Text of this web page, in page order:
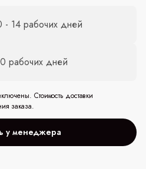
- 14 рабочих дней
рабочих дней
Стоимость доставки
заказа.
у менеджера